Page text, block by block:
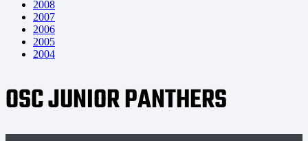
2008
2007
2006
2005
2004
OSC JUNIOR PANTHERS